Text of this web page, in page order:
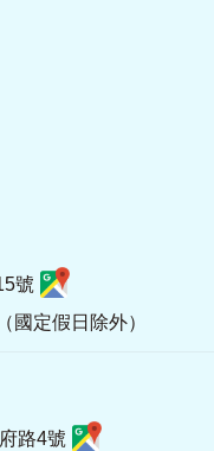
號
國定假日除外）
路4號